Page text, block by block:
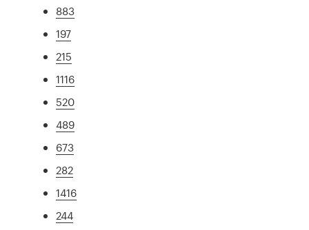
883
197
215
1116
520
489
673
282
1416
244